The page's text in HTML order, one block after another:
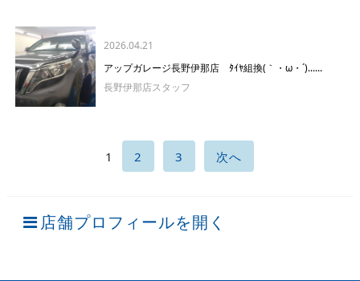
2026.04.21
アップガレージ長野伊那店 ﾀｲﾔ組換(｀・ω・´)......
長野伊那店スタッフ
1 2 3 次へ
店舗プロフィールを開く